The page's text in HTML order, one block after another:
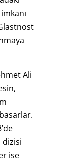
Ali
dizisi
ise